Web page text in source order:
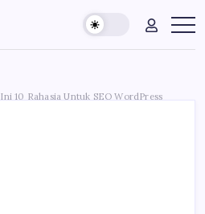
Ini 10 Rahasia Untuk SEO WordPress